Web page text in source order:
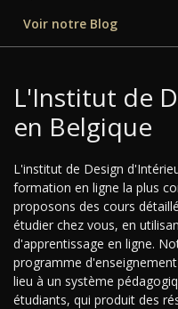
Voir notre Blog
L'Institut de
en Belgique
L'institut de Design
formation en ligne la plus
proposons des cours
étudier chez vous, en
d'apprentissage en ligne.
programme
lieu à un système
étudiants, qui produit des